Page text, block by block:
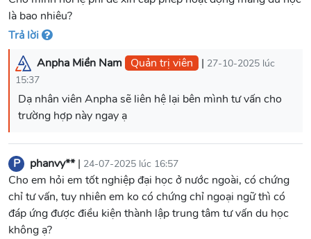
là bao nhiêu?
Trả lời
Anpha Miền Nam Quản trị viên | 27-10-2025 lúc
15:37
Dạ nhân viên Anpha sẽ liên hệ lại bên mình tư vấn cho
P phanvy**| 24-07-2025 lúc 16:57
Cho em hỏi em tốt nghiệp đại học ở nước ngoài, có chứng
chỉ tư vấn, tuy nhiên em ko có chứng chỉ ngoại ngữ thì có
đáp ứng được điều kiện thành lập trung tâm tư vấn du học
không ạ?